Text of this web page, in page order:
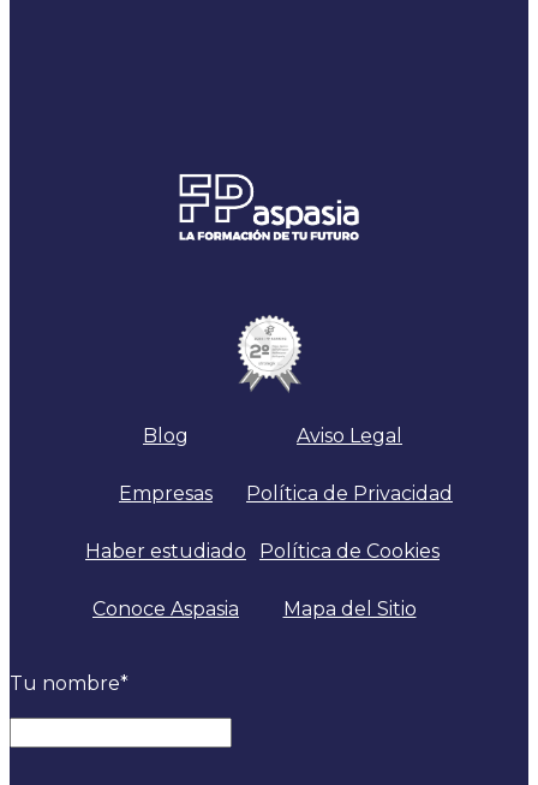
Blog
Empresas
Haber estudiado
Conoce Aspasia
Aviso Legal
Política de Privacidad
Política de Cookies
Mapa del Sitio
Tu nombre*